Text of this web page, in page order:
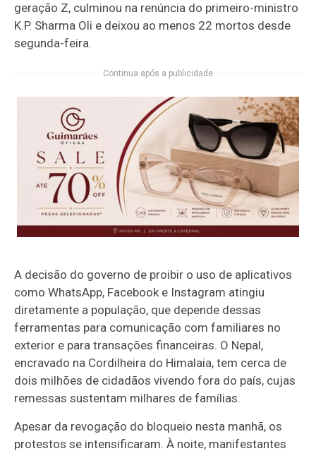
geração Z, culminou na renúncia do primeiro-ministro
K.P. Sharma Oli e deixou ao menos 22 mortos desde
segunda-feira.
Continua após a publicidade
A decisão do governo de proibir o uso de aplicativos
como WhatsApp, Facebook e Instagram atingiu
diretamente a população, que depende dessas
ferramentas para comunicação com familiares no
exterior e para transações financeiras. O Nepal,
encravado na Cordilheira do Himalaia, tem cerca de
dois milhões de cidadãos vivendo fora do país, cujas
remessas sustentam milhares de famílias.
Apesar da revogação do bloqueio nesta manhã, os
protestos se intensificaram. À noite, manifestantes